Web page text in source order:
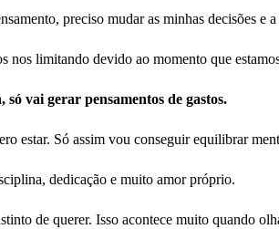
preciso mudar as minhas decisões e
nos limitando devido ao momento que
só vai gerar pensamentos de gastos.
estar. Só assim vou conseguir equilibrar
dedicação e muito amor próprio.
de querer. Isso acontece muito quando